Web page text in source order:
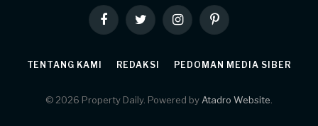
FacebookTwitter InstagramPinterest
TENTANG KAMI REDAKSI PEDOMAN MEDIA SIBER
© 2026 Property Daily. Powered by Atadro Website